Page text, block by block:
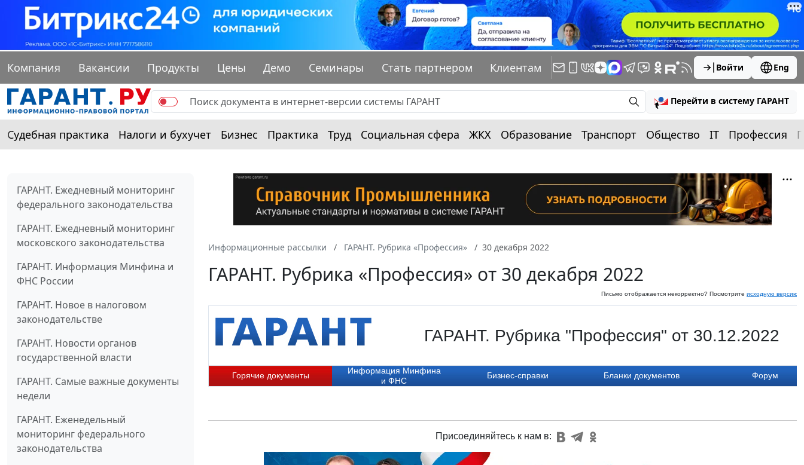
Компания Вакансии Продукты Цены Демо Семинары Стать партнером Клиентам Войти Eng
Перейти в систему ГАРАНТ
Судебная практика Налоги и бухучет Бизнес Практика Труд Социальная сфера ЖКХ Образование Транспорт Общество IT Профессия
ГАРАНТ. Ежедневный мониторинг
федерального законодательства
ГАРАНТ. Ежедневный мониторинг
московского законодательства
ГАРАНТ. Информация Минфина и
ФНС России
ГАРАНТ. Новое в налоговом
законодательстве
ГАРАНТ. Новости органов
государственной власти
ГАРАНТ. Самые важные документы
недели
ГАРАНТ. Еженедельный
мониторинг федерального
законодательства
Информационные рассылки ГАРАНТ. Рубрика «Профессия» 30 декабря 2022
ГАРАНТ. Рубрика «Профессия» от 30 декабря 2022
Письмо отображается некорректно? Посмотрите исходную версию
ГАРАНТ. Рубрика "Профессия" от 30.12.2022
Горячие документы
Информация Минфина
и ФНС
Бизнес-справки Бланки документов Форум
Присоединяйтесь к нам в: